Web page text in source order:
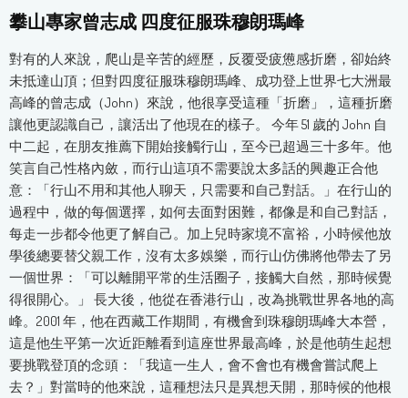
攀山專家曾志成 四度征服珠穆朗瑪峰
對有的人來說，爬山是辛苦的經歷，反覆受疲憊感折磨，卻始終
未抵達山頂；但對四度征服珠穆朗瑪峰、成功登上世界七大洲最
高峰的曾志成（John）來說，他很享受這種「折磨」，這種折磨
讓他更認識自己，讓活出了他現在的樣子。 今年 51 歲的 John 自
中二起，在朋友推薦下開始接觸行山，至今已超過三十多年。他
笑言自己性格內斂，而行山這項不需要說太多話的興趣正合他
意：「行山不用和其他人聊天，只需要和自己對話。」在行山的
過程中，做的每個選擇，如何去面對困難，都像是和自己對話，
每走一步都令他更了解自己。加上兒時家境不富裕，小時候他放
學後總要替父親工作，沒有太多娛樂，而行山仿佛將他帶去了另
一個世界：「可以離開平常的生活圈子，接觸大自然，那時候覺
得很開心。」 長大後，他從在香港行山，改為挑戰世界各地的高
峰。2001 年，他在西藏工作期間，有機會到珠穆朗瑪峰大本營，
這是他生平第一次近距離看到這座世界最高峰，於是他萌生起想
要挑戰登頂的念頭：「我這一生人，會不會也有機會嘗試爬上
去？」對當時的他來說，這種想法只是異想天開，那時候的他根